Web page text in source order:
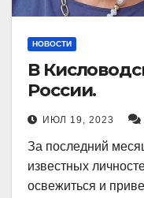
НОВОСТИ
В
России.
ИЮЛ 19, 2023
За последний
известных
освежиться и